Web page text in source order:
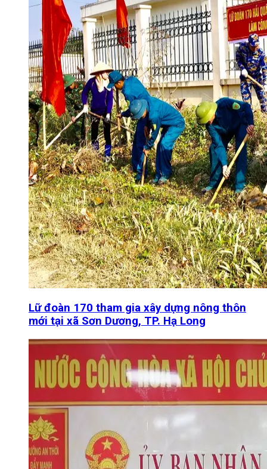
Lữ đoàn 170 tham gia xây dựng nông thôn
mới tại xã Sơn Dương, TP. Hạ Long